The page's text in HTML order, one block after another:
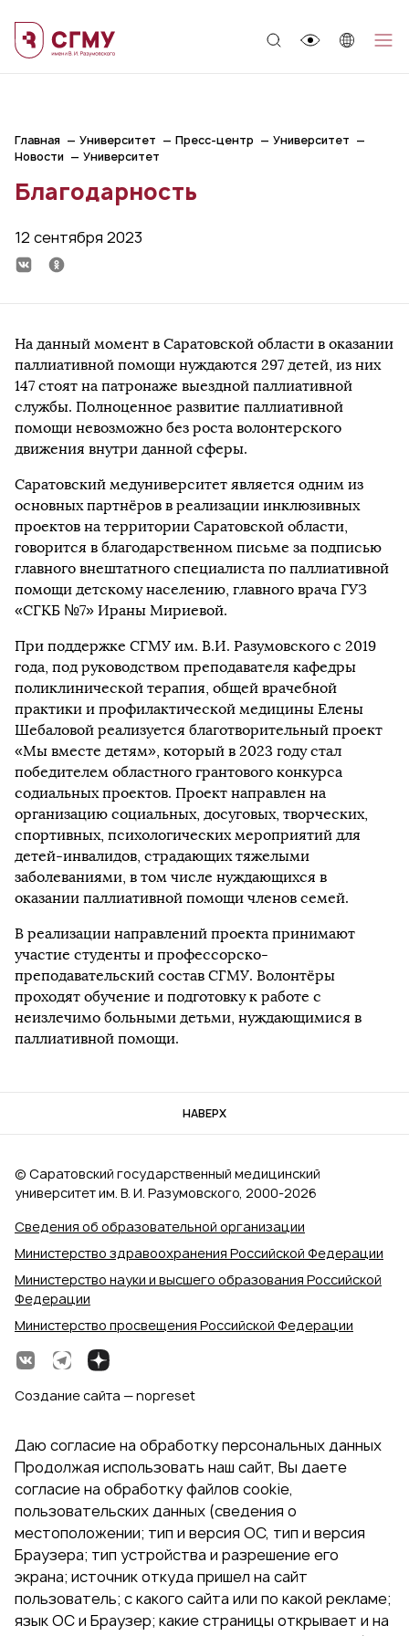
Главная Университет Пресс-центр
Университет
Новости
Университет
Благодарность
12 сентября 2023
На данный момент в Саратовской области в оказании
паллиативной помощи нуждаются 297 детей, из них
147 стоят на патронаже выездной паллиативной
службы. Полноценное развитие паллиативной
помощи невозможно без роста волонтерского
движения внутри данной сферы.
Саратовский медуниверситет является одним из
основных партнёров в реализации инклюзивных
проектов на территории Саратовской области,
говорится в благодарственном письме за подписью
главного внештатного специалиста по паллиативной
помощи детскому населению, главного врача ГУЗ
«СГКБ №7» Ираны Мириевой.
При поддержке СГМУ им. В.И. Разумовского с 2019
года, под руководством преподавателя кафедры
поликлинической терапия, общей врачебной
практики и профилактической медицины Елены
Шебаловой реализуется благотворительный проект
«Мы вместе детям», который в 2023 году стал
победителем областного грантового конкурса
содиальных проектов. Проект направлен на
организацию социальных, досуговых, творческих,
спортивных, психологических мероприятий для
детей-инвалидов, страдающих тяжелыми
заболеваниями, в том числе нуждающихся в
оказании паллиативной помощи членов семей.
В реализации направлений проекта принимают
участие студенты и профессорско-
преподавательский состав СГМУ. Волонтёры
проходят обучение и подготовку к работе с
неизлечимо больными детьми, нуждающимися в
паллиативной помощи.
НАВЕРХ
Сведения об образовательной организации
Министерство здравоохранения Российской Федерации
Министерство науки и высшего образования Российской
Федерации
Министерство просвещения Российской Федерации
© Саратовский государственный медицинский
университет им. В. И. Разумовского, 2000‑2026
Создание сайта — nopreset
Даю согласие на обработку персональных данных
Продолжая использовать наш сайт, Вы даете
согласие на обработку файлов cookie,
пользовательских данных (сведения о
местоположении; тип и версия ОС, тип и версия
Браузера; тип устройства и разрешение его
экрана; источник откуда пришел на сайт
пользователь; с какого сайта или по какой рекламе;
язык ОС и Браузер; какие страницы открывает и на